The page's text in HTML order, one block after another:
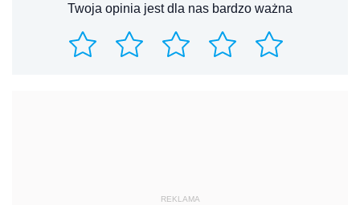
Twoja opinia jest dla nas bardzo ważna
REKLAMA